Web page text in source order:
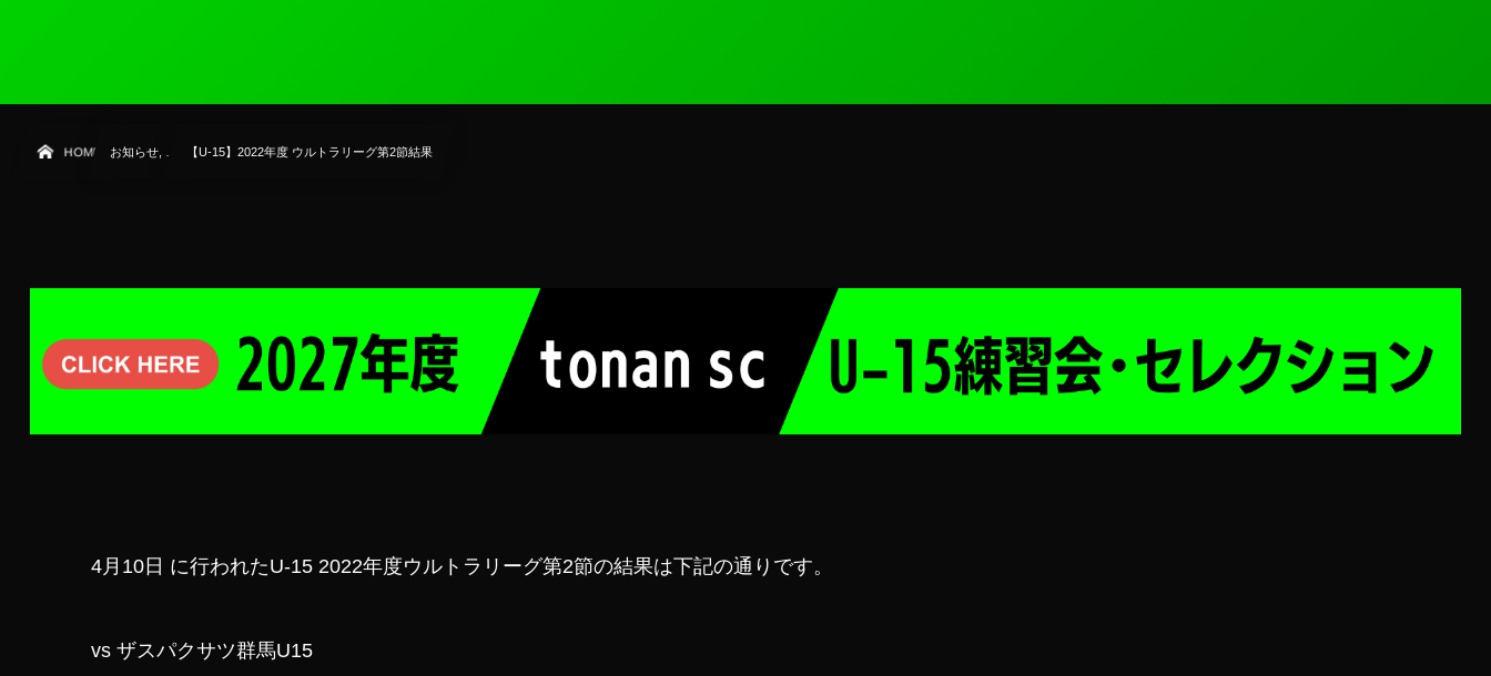
HOME お知らせ, … 【U-15】2022年度 ウルトラリーグ第2節結果
4月10日 に行われたU-15 2022年度ウルトラリーグ第2節の結果は下記の通りです。
vs ザスパクサツ群馬U15